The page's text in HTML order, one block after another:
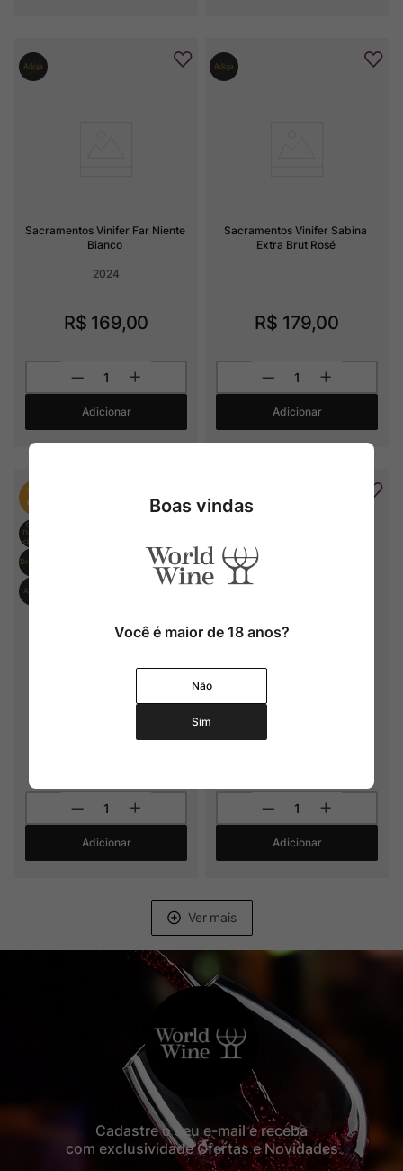
Sacramentos Vinifer Far Niente
Bianco
2024
R$ 169,00
Adicionar
Sacramentos Vinifer Sabina
Extra Brut Rosé
R$ 179,00
Adicionar
15%
OFF
Adicionar Adicionar
Cadastre o seu e-mail e receba
com exclusividade Ofertas e Novidades
Boas vindas
Você é maior de 18 anos?
Não
Sim